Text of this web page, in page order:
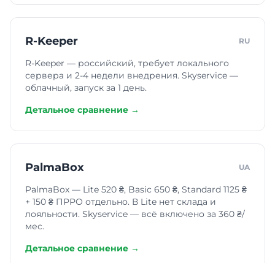
R-Keeper RU
R-Keeper — российский, требует локального
сервера и 2-4 недели внедрения. Skyservice —
облачный, запуск за 1 день.
Детальное сравнение →
PalmaBox UA
PalmaBox — Lite 520 ₴, Basic 650 ₴, Standard 1125 ₴
+ 150 ₴ ПРРО отдельно. В Lite нет склада и
лояльности. Skyservice — всё включено за 360 ₴/
мес.
Детальное сравнение →